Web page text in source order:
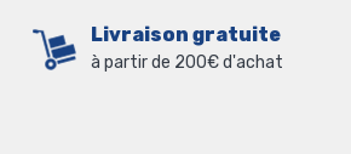
Livraison gratuite
à partir de 200€ d'achat